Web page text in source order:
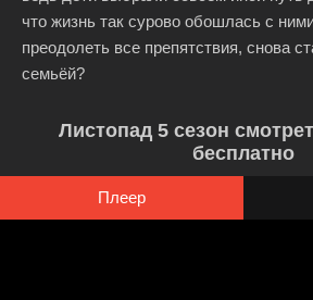
что жизнь так сурово обошлась с
преодолеть все препятствия, снова
семьёй?
Листопад 5 сезон
бесплатно
Плеер